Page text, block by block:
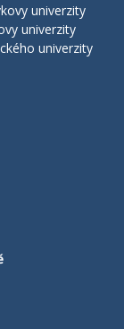
univerzity
univerzity
univerzity